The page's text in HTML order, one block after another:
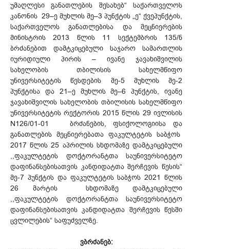
უმაღლესი განათლების შესახებ“ საქართველოს
კანონის 29–ე მუხლის მე–3 პუნქტის „ე“ ქვეპუნქტის,
საქართველოს განათლებისა და მეცნიერების
მინისტრის 2013 წლის 11 სექტემბრის 135/ნ
ბრძანებით დამტკიცებული საჯარო სამართლის
იურიდიული პირის – ივანე ჯავახიშვილის
სახელობის თბილისის სახელმწიფო
უნივერსიტეტის წესდების მე-5 მუხლის მე-2
პუნქტისა და 21–ე მუხლის მე–6 პუნქტის, ივანე
ჯავახიშვილის სახელობის თბილისის სახელმწიფო
უნივერსიტეტის რექტორის 2015 წლის 29 ივლისის
N126/01-01 ბრძანების, ფსიქოლოგიისა და
განათლების მეცნიერებათა ფაკულტეტის საბჭოს
2017 წლის 25 აპრილის სხდომაზე დამტკიცე­ბუ­ლი
,,ფაკულტეტის დოქტორანტთა საუნივერსიტეტო
დაფინანსებისათვის კანდიდატთა შერჩევის წესის“
მე-7 პუნქტის და ფაკულტეტის საბჭოს 2021 წლის
26 მარტის სხდომაზე დამტკიცებული
,,ფაკულტეტის დოქტორანტთა საუნივერსიტეტო
დაფინანსებისათვის კანდიდატთა შერჩევის წესში
ცვლილების“ საფუძველზე.
ვბრძანებ: